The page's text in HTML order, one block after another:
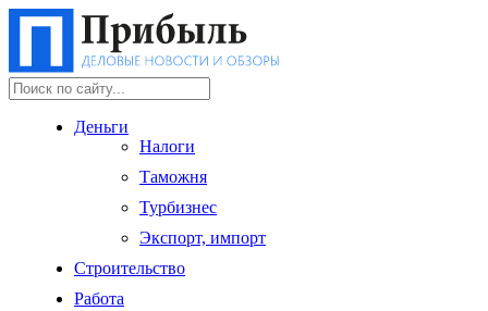
Деньги
Налоги
Таможня
Турбизнес
Экспорт, импорт
Строительство
Работа